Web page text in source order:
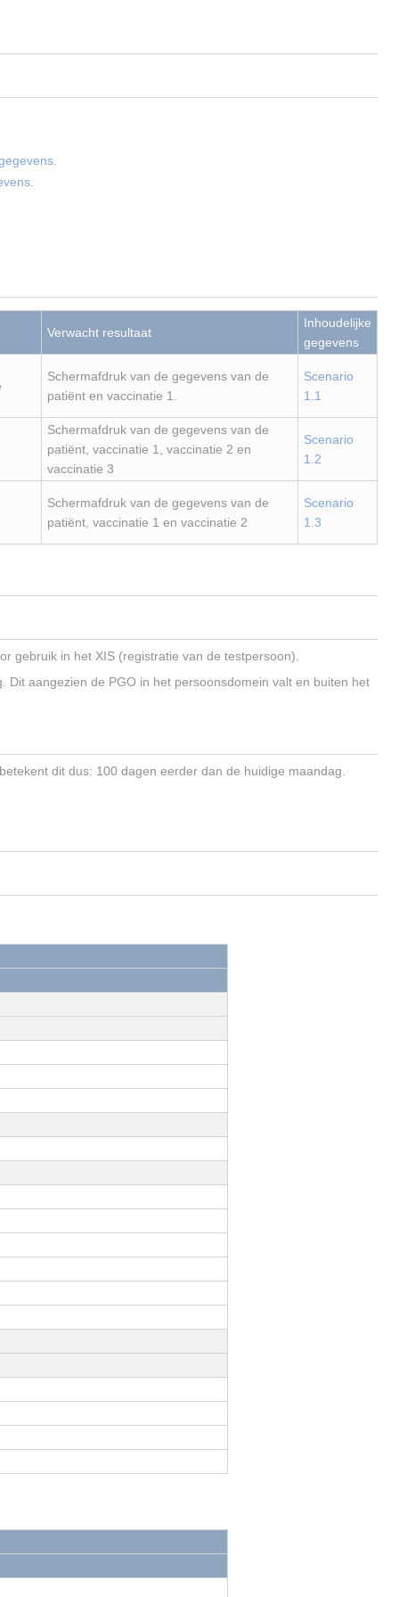
.
.
Verwacht resultaat
Inhoudelijke
gegevens
Schermafdruk van de gegevens van de
patiënt en vaccinatie 1.
Scenario
1.1
Schermafdruk van de gegevens van de
patiënt, vaccinatie 1, vaccinatie 2 en
vaccinatie 3
Scenario
1.2
Schermafdruk van de gegevens van de
patiënt, vaccinatie 1 en vaccinatie 2
Scenario
1.3
gebruik in het XIS (registratie van de testpersoon).
aangezien de PGO in het persoonsdomein valt en buiten het
dit dus: 100 dagen eerder dan de huidige maandag.